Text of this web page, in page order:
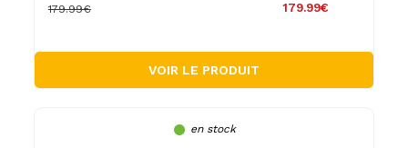
179.99€
179.99€
VOIR LE PRODUIT
en stock